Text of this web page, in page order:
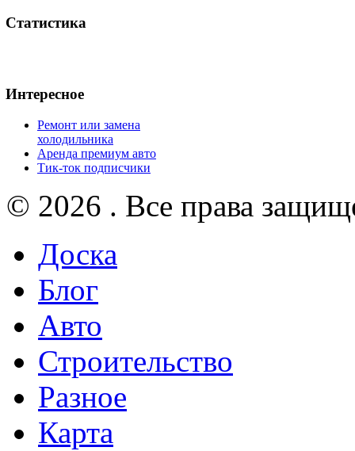
Статистика
Интересное
Ремонт или замена
холодильника
Аренда премиум авто
Тик-ток подписчики
© 2026 . Все права
Доска
Блог
Авто
Строительство
Разное
Карта